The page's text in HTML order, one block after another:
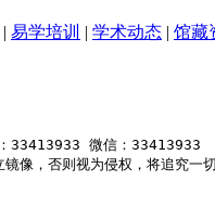
| 易学培训 | 学术动态 | 馆藏
33413933 微信：33413933
镜像，否则视为侵权，将追究一